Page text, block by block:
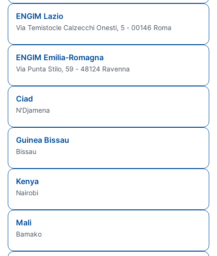
ENGIM Lazio
Via Temistocle Calzecchi Onesti, 5 - 00146 Roma
ENGIM Emilia-Romagna
Via Punta Stilo, 59 - 48124 Ravenna
Ciad
N'Djamena
Guinea Bissau
Bissau
Kenya
Nairobi
Mali
Bamako